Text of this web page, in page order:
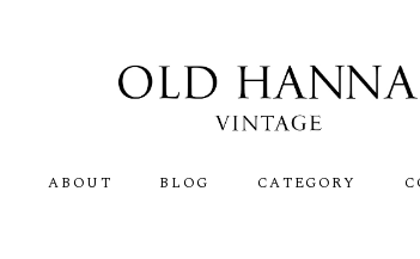
ABOUT BLOG CATEGORY